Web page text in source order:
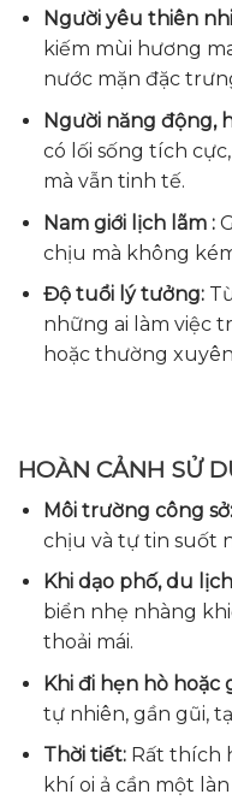
Người yêu thiên
kiếm mùi hương
nước mặn đặc
Người năng động,
có lối sống tích
mà vẫn tinh tế.
Nam giới lịch lãm :
chịu mà không
Độ tuổi lý tưởng:
những ai làm việc
hoặc thường
HOÀN CẢNH SỬ
Môi trường công sở:
chịu và tự tin suốt
Khi dạo phố, du
biển nhẹ nhàng
thoải mái.
Khi đi hẹn hò hoặc
tự nhiên, gần gũi,
Thời tiết:Rất thích
khí oi ả cần một